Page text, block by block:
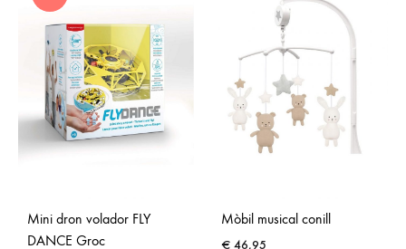
Mini dron volador FLY
DANCE Groc
Mòbil musical conill
€ 46,95